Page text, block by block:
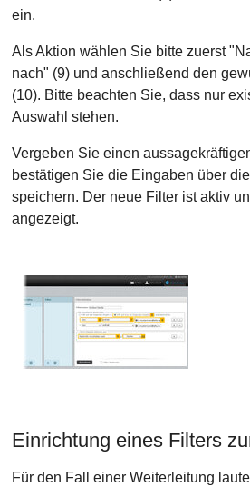
ein.
Als Aktion wählen Sie bitte zuerst
nach" (9) und anschließend den
(10). Bitte beachten Sie, dass nur
Auswahl stehen.
Vergeben Sie einen
bestätigen Sie die Eingaben über
speichern. Der neue Filter ist aktiv
angezeigt.
Einrichtung eines Filters
Für den Fall einer Weiterleitung